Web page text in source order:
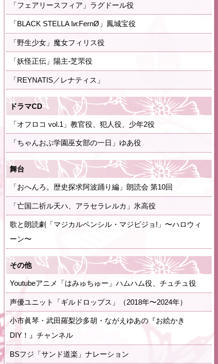
「フェアリースフィア」ラグドール役
「BLACK STELLA Iи:FernØ」鳳城宝役
「野生少女」魔女フィリス役
「妖怪正伝」陽主-芝罘役
「REYNATIS／レナティス」
ドラマCD
「オフロコ vol.1」教官役、犯人役、少年2役
「ちゃんおぷ学園巫女部の一日」ゆあ役
舞台
「おへんろ。歴史探求阿波踊り編」朗読会 第10回
「亡国二祈ル天ハ、アラセラレルカ」氷高役
歌と朗読劇「マジカルペンシル・マジビジョ!」〜ハロウィ
ーン〜
その他
Youtubeアニメ「はみゅちゅー」ハムハム役、チュチュ役
声優ユニット「ギルドロップス」（2018年〜2024年）
小市眞琴・武田羅梨沙多胡・ながえゆあの『お絵かき
DIY！』チャンネル
BSフジ「サンド道楽」ナレーション